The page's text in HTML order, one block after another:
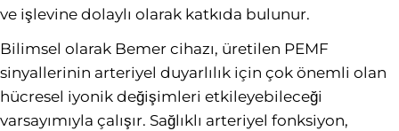
ve işlevine dolaylı olarak katkıda bulunur.
Bilimsel olarak Bemer cihazı, üretilen PEMF
sinyallerinin arteriyel duyarlılık için çok önemli olan
hücresel iyonik değişimleri etkileyebileceği
varsayımıyla çalışır. Sağlıklı arteriyel fonksiyon,